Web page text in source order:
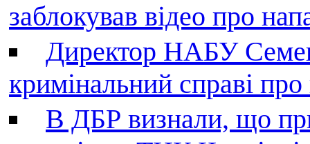
заблокував відео про
Директор НАБУ
кримінальний справі
В ДБР визнали, що